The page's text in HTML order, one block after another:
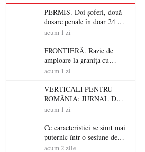
PERMIS. Doi șoferi, două
dosare penale în doar 24 de
ore la Petea! Unul avea
nu a avut niciodată permis
acum 1 zi
FRONTIERĂ. Razie de
amploare la granița cu
Ungaria! 800 de persoane și
verificate
acum 1 zi
VERTICALI PENTRU
ROMÂNIA: JURNAL DE
CĂLĂTORIE FIJET
acum 1 zi
Ce caracteristici se simt mai
puternic într-o sesiune de
distracție la sloturi online:
acum 2 zile